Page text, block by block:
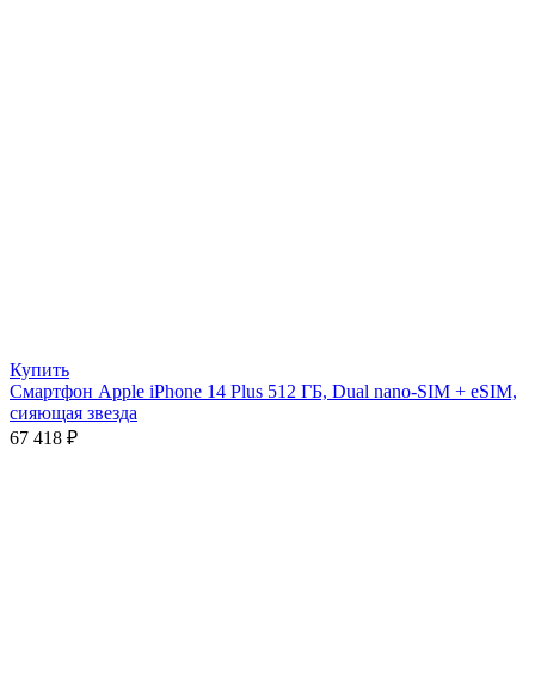
Купить
Смартфон Apple iPhone 14 Plus 512 ГБ, Dual nano-SIM + eSIM,
сияющая звезда
67 418 ₽